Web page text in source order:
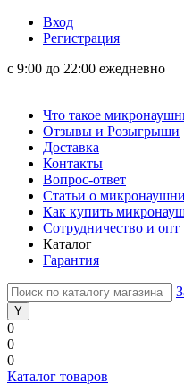
Вход
Регистрация
с 9:00 до 22:00 ежедневно
Что такое
Отзывы и Розыгрыши
Доставка
Контакты
Вопрос-ответ
Статьи о
Как купить
Сотрудничество и опт
Каталог
Гарантия
0
0
0
Каталог товаров